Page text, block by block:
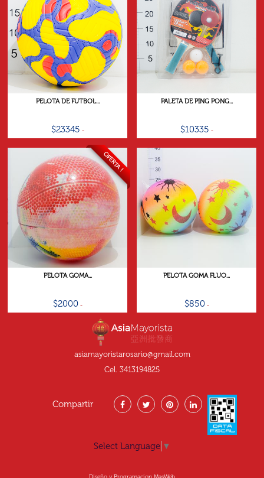
PELOTA DE FÚTBOL...
$23345
PALETA DE PING PONG...
$10335
OFERTA !
PELOTA GOMA...
$2000
PELOTA GOMA FLUO...
$850
asiamayoristarosario@gmail.com
Cel. 3413194825
Compartir
Select Language ▼
Diseño y Programacion MasWeb